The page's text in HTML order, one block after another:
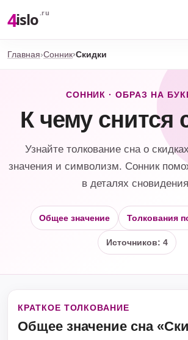
4islo .ru
Главная Сонник Скидки
СОННИК · ОБРАЗ НА
К чему снится
Узнайте толкование сна о
значения и символизм. Сонник
в деталях
Общее значение Толкования
Источников: 4
КРАТКОЕ ТОЛКОВАНИЕ
Общее значение сна